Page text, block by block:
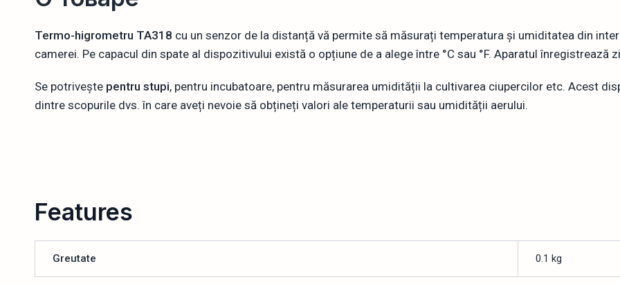
Termo-higrometru TA318 cu un senzor de la distanță vă permite să măsurați temperatura și umiditatea din
camerei. Pe capacul din spate al dispozitivului există o opțiune de a alege între °C sau °F. Aparatul
Se potrivește pentru stupi, pentru incubatoare, pentru măsurarea umidității la cultivarea ciupercilor etc. Acest
dintre scopurile dvs. în care aveți nevoie să obțineți valori ale temperaturii sau umidității aerului.
Features
Greutate 0.1 kg